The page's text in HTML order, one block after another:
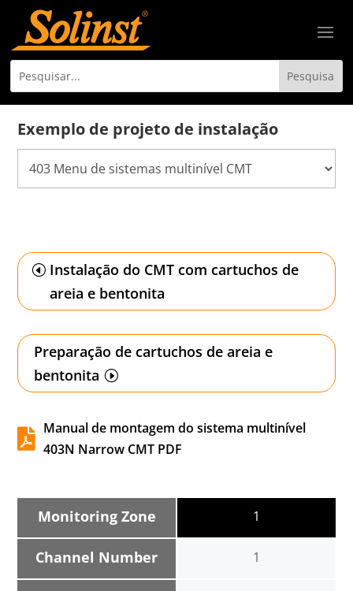
Exemplo de projeto de instalação
Instalação do CMT com cartuchos de
areia e bentonita
Preparação de cartuchos de areia e
bentonita
 Manual de montagem do sistema multinível
403N Narrow CMT PDF
Monitoring Zone
Channel Number
1
1